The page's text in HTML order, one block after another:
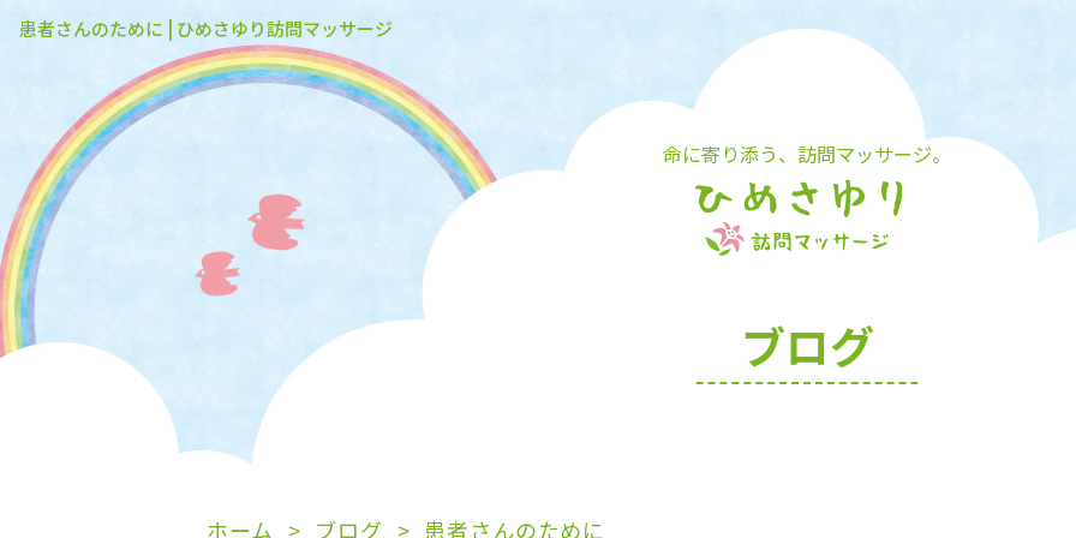
命に寄り添う、訪問マッサージ。
患者さんのために | ひめさゆり訪問マッサージ
ブログ
ホーム ブログ 患者さんのために